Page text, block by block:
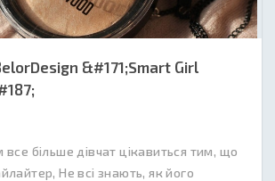
&#171;Smart Girl
все більше дівчат цікавиться тим, що
Не всі знають, як його